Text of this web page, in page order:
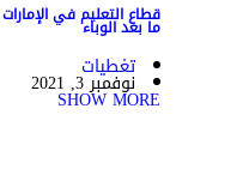
قطاع التعليم في
ما بعد الوباء
تغطيات
نوفمبر 3, 2021
SHOW MORE